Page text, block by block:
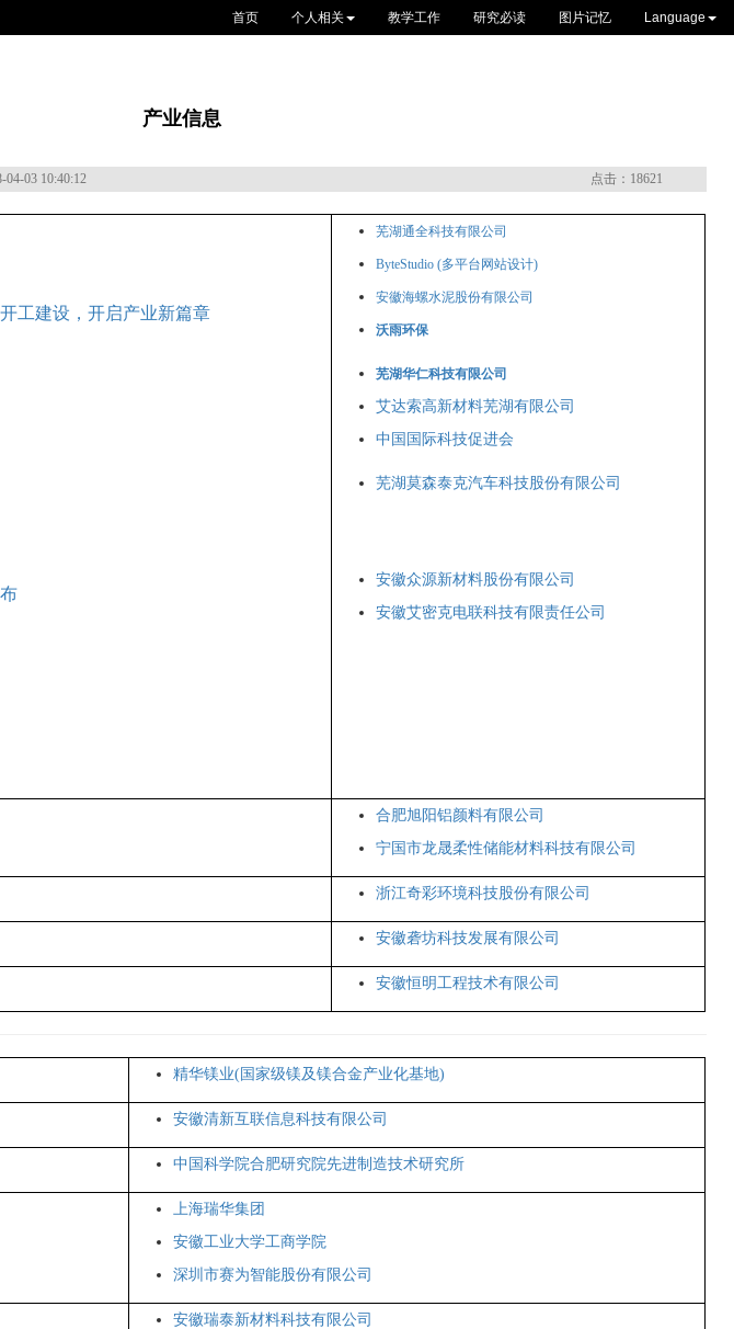
首页 个人相关 教学工作 研究必读 图片记忆 Language
产业信息
04-03 10:40:12 点击：18621
工建设，开启产业新篇章
芜湖通全科技有限公司
ByteStudio (多平台网站设计)
安徽海螺水泥股份有限公司
沃雨环保
芜湖华仁科技有限公司
艾达索高新材料芜湖有限公司
中国国际科技促进会
芜湖莫森泰克汽车科技股份有限公司
安徽众源新材料股份有限公司
安徽艾密克电联科技有限责任公司
合肥旭阳铝颜料有限公司
宁国市龙晟柔性储能材料科技有限公司
浙江奇彩环境科技股份有限公司
安徽砻坊科技发展有限公司
安徽恒明工程技术有限公司
精华镁业(国家级镁及镁合金产业化基地)
安徽清新互联信息科技有限公司
中国科学院合肥研究院先进制造技术研究所
上海瑞华集团
安徽工业大学工商学院
深圳市赛为智能股份有限公司
安徽瑞泰新材料科技有限公司